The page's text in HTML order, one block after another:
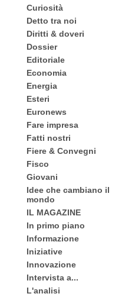
Curiosità
Detto tra noi
Diritti & doveri
Dossier
Editoriale
Economia
Energia
Esteri
Euronews
Fare impresa
Fatti nostri
Fiere & Convegni
Fisco
Giovani
Idee che cambiano il
mondo
IL MAGAZINE
In primo piano
Informazione
Iniziative
Innovazione
Intervista a...
L'analisi